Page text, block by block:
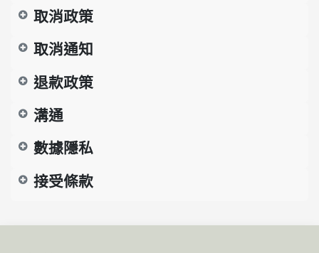
取消政策
取消通知
退款政策
溝通
數據隱私
接受條款